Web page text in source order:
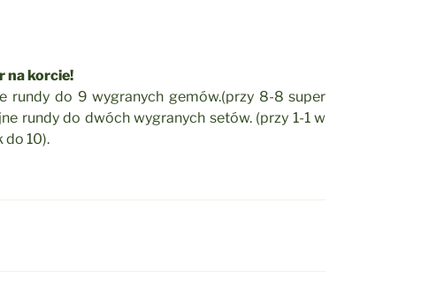
na korcie!
rundy do 9 wygranych gemów.(przy 8-8 super
rundy do dwóch wygranych setów. (przy 1-1 w
do 10).